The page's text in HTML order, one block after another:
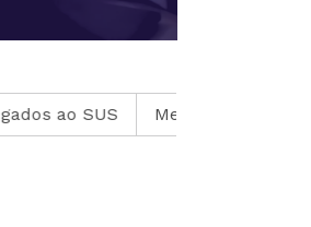
Medicamento reduz em até